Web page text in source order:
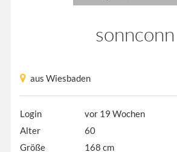
sonnconn
aus Wiesbaden
Login
vor 19 Wochen
Alter
60
Größe
168 cm